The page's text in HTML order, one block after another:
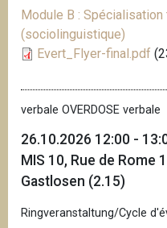
Module B :
(sociolinguistique)
Evert_Flyer-final.pdf
verbale OVERDOSE verbale
26.10.2026 12:00 -
MIS 10, Rue de Rome
Gastlosen (2.15)
Ringveranstaltung/Cycle